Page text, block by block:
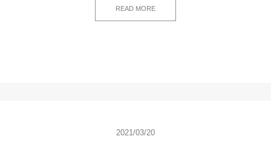
READ MORE
2021/03/20